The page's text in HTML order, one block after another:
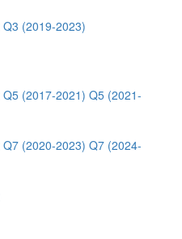
Q3 (2019-2023)
Q5 (2017-2021) Q5 (2021-
Q7 (2020-2023) Q7 (2024-